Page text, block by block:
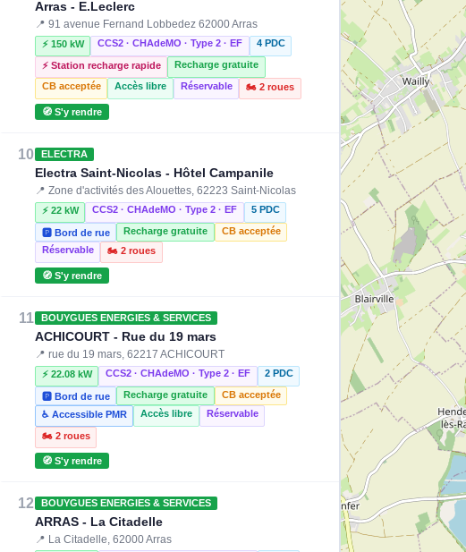
Arras - E.Leclerc
📍 91 avenue Fernand Lobbedez 62000 Arras
⚡ 150 kW CCS2 · CHAdeMO · Type 2 · EF 4 PDC
⚡ Station recharge rapide
Recharge gratuite
CB acceptée
Accès libre Réservable 🏍️ 2 roues
🧭 S'y rendre
10 ELECTRA
Electra Saint-Nicolas - Hôtel Campanile
📍 Zone d'activités des Alouettes, 62223 Saint-Nicolas
⚡ 22 kW CCS2 · CHAdeMO · Type 2 · EF 5 PDC
🅿️ Bord de rue Recharge gratuite
CB acceptée
Réservable
🏍️ 2 roues
🧭 S'y rendre
11 BOUYGUES ENERGIES & SERVICES
ACHICOURT - Rue du 19 mars
📍 rue du 19 mars, 62217 ACHICOURT
⚡ 22.08 kW CCS2 · CHAdeMO · Type 2 · EF 2 PDC
🅿️ Bord de rue Recharge gratuite
CB acceptée
♿ Accessible PMR
Accès libre Réservable
🏍️ 2 roues
🧭 S'y rendre
12 BOUYGUES ENERGIES & SERVICES
ARRAS - La Citadelle
📍 La Citadelle, 62000 Arras
⚡ 22.08 kW